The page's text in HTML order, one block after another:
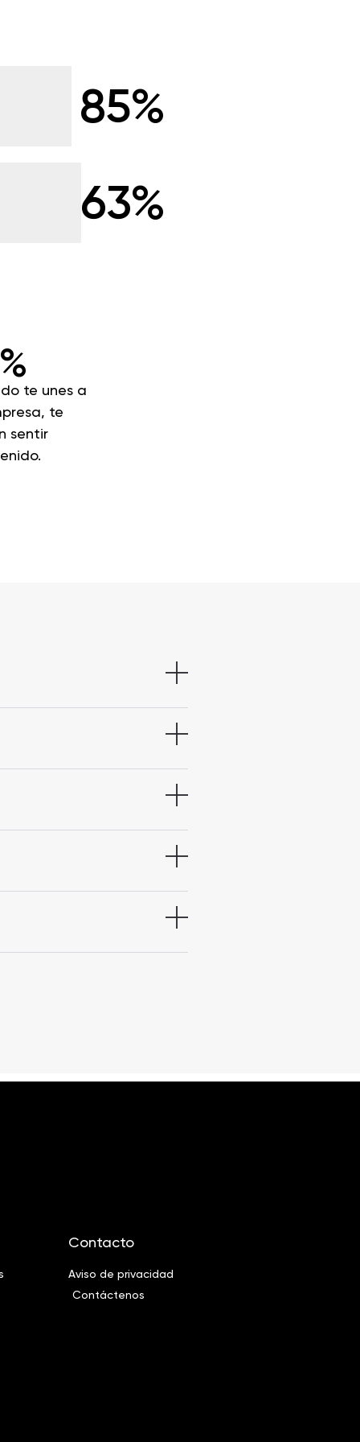
85%
63%
te unes a
te
sentir
Contacto
Aviso de privacidad
Contáctenos